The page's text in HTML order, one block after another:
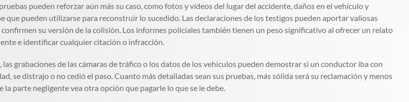
pueden reforzar aún más su caso, como fotos y vídeos del lugar del accidente, daños en el vehículo y
que pueden utilizarse para reconstruir lo sucedido. Las declaraciones de los testigos pueden aportar valiosas
su versión de la colisión. Los informes policiales también tienen un peso significativo al ofrecer un relato
e identificar cualquier citación o infracción.
las grabaciones de las cámaras de tráfico o los datos de los vehículos pueden demostrar si un conductor iba con
se distrajo o no cedió el paso. Cuanto más detalladas sean sus pruebas, más sólida será su reclamación y menos
la parte negligente vea otra opción que pagarle lo que se le debe.